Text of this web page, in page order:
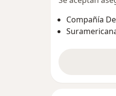
Compañía